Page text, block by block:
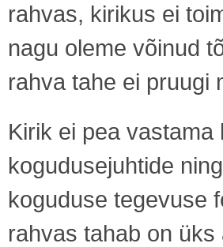
rahvas, kirikus ei
nagu oleme võinud
rahva tahe ei pruugi
Kirik ei pea
kogudusejuhtide
koguduse tegevuse
rahvas tahab on